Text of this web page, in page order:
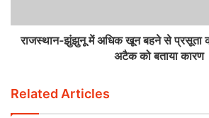
राजस्थान-झुंझुनू में अधिक खून बहने से प्रसूता की
अटैक को बताया कारण
Related Articles